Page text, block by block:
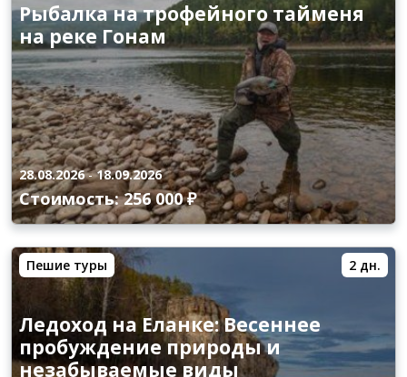
Рыбалка на трофейного тайменя
на реке Гонам
28.08.2026-18.09.2026
Стоимость: 256 000 ₽
Пешие туры 2 дн.
Ледоход на Еланке: Весеннее
пробуждение природы и
незабываемые виды